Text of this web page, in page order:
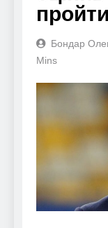
Бондар
Mins